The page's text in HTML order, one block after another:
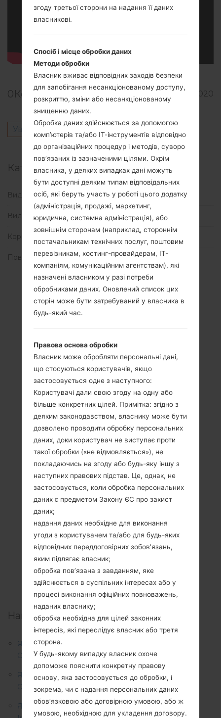
0Коментарі 2133 06.05.2020
Увійти щоб залишити коментар.
Категорії
Видалити всі дані за допомогою коду (3)
Видалити всі дані за через меню (11)
Корисні статті
Повне скидання (3)
Найкращі статті:
Як видалити усі дані з телефону через меню на LG
Optimus Chic, Optimus Sol та подібні серії?
Як видалити усі дані з телефону через меню на LG
Optimus Chat , L20, L30 та подібні серії?
Як видалити усі дані з телефону через меню на LG
згоду третьої сторони на надання її даних
власникові.
Спосіб і місце обробки даних
Методи обробки
Власник вживає відповідних заходів безпеки
для запобігання несанкціонованому доступу,
розкриттю, зміни або несанкціонованому
знищенню даних.
Обробка даних здійснюється за допомогою
комп’ютерів та/або ІТ-інструментів відповідно
до організаційних процедур і методів, суворо
пов’язаних із зазначеними цілями. Окрім
власника, у деяких випадках дані можуть
бути доступні деяким типам відповідальних
осіб, які беруть участь у роботі цього додатку
(адміністрація, продажі, маркетинг,
юридична, системна адміністрація), або
зовнішнім сторонам (наприклад, стороннім
постачальникам технічних послуг, поштовим
перевізникам, хостинг-провайдерам, ІТ-
компаніям, комунікаційним агентствам), які
назначені власником у разі потреби
обробниками даних. Оновлений список цих
сторін може бути затребуваний у власника в
будь-який час.
Правова основа обробки
Власник може обробляти персональні дані,
що стосуються користувачів, якщо
застосовується одне з наступного:
Користувачі дали свою згоду на одну або
більше конкретних цілей. Примітка: згідно з
деяким законодавством, власнику може бути
дозволено проводити обробку персональних
даних, доки користувач не виступає проти
такої обробки («не відмовляється»), не
покладаючись на згоду або будь-яку іншу з
наступних правових підстав. Це, однак, не
застосовується, коли обробка персональних
даних є предметом Закону ЄС про захист
даних;
надання даних необхідне для виконання
угоди з користувачем та/або для будь-яких
відповідних переддоговірних зобов’язань,
яким підлягає власник;
обробка пов’язана з завданням, яке
здійснюється в суспільних інтересах або у
процесі виконання офіційних повноважень,
наданих власнику;
обробка необхідна для цілей законних
інтересів, які переслідує власник або третя
сторона.
У будь-якому випадку власник охоче
допоможе пояснити конкретну правову
основу, яка застосовується до обробки, і
зокрема, чи є надання персональних даних
обов’язковою або договірною умовою, або ж
умовою, необхідною для укладення договору.